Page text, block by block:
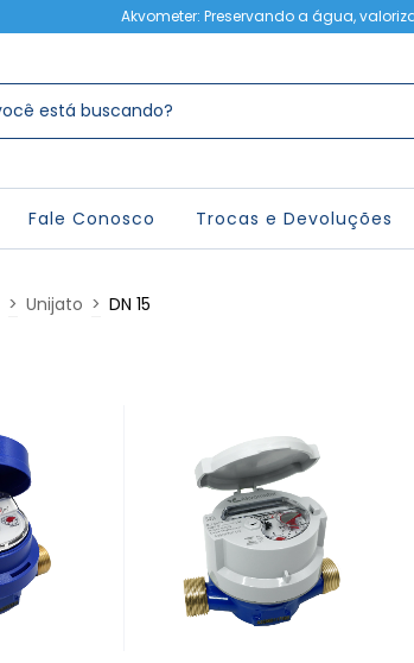
Akvometer: Preservando a água,
Fale Conosco Trocas e Devoluções
> Unijato > DN 15